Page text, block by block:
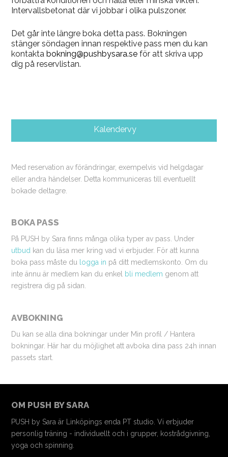
Intervallsbetonat där vi jobbar i olika pulszoner.
Det går inte längre boka detta pass. Bokningen
stänger söndagen innan respektive pass men du kan
kontaktabokning@pushbysara.se för att skriva upp
dig på reservlistan.
Kalendervy
Med reservation av förändringar, exempelvis vid helgdagar
eller andra händelser. Detta kommuniceras till eventuellt
bokade deltagre.
BOKA PASS
På PUSH by Sara finns många olika typer av pass. Under
utbud kan du läsa mer kring vad vi erbjuder. För att kunna
boka pass måste du logga in på ditt medlemskonto. Om du
inte ännu är medlem kan du enkel bli medlem genom att
registrera dig på sidan.
AVBOKNING
Du kan se alla dina bokningar under Min profil / Hantera
bokningar. Här har du möjlighet att avboka dina pass 24h innan
passets start.
OM PUSH BY SARA
PUSH by Sara är Linköpings enda PT studio. Vi erbjuder
personlig träning - individuellt och i grupper, kostrådgivning,
yoga och spinning.